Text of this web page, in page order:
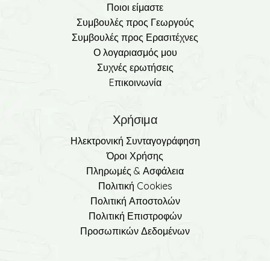
Ποιοι είμαστε
Συμβουλές προς Γεωργούς
Συμβουλές προς Ερασιτέχνες
Ο λογαριασμός μου
Συχνές ερωτήσεις
Eπικοινωνία
Χρήσιμα
Ηλεκτρονική Συνταγογράφηση
Όροι Χρήσης
Πληρωμές & Ασφάλεια
Πολιτική Cookies
Πολιτική Αποστολών
Πολιτική Επιστροφών
Προσωπικών Δεδομένων